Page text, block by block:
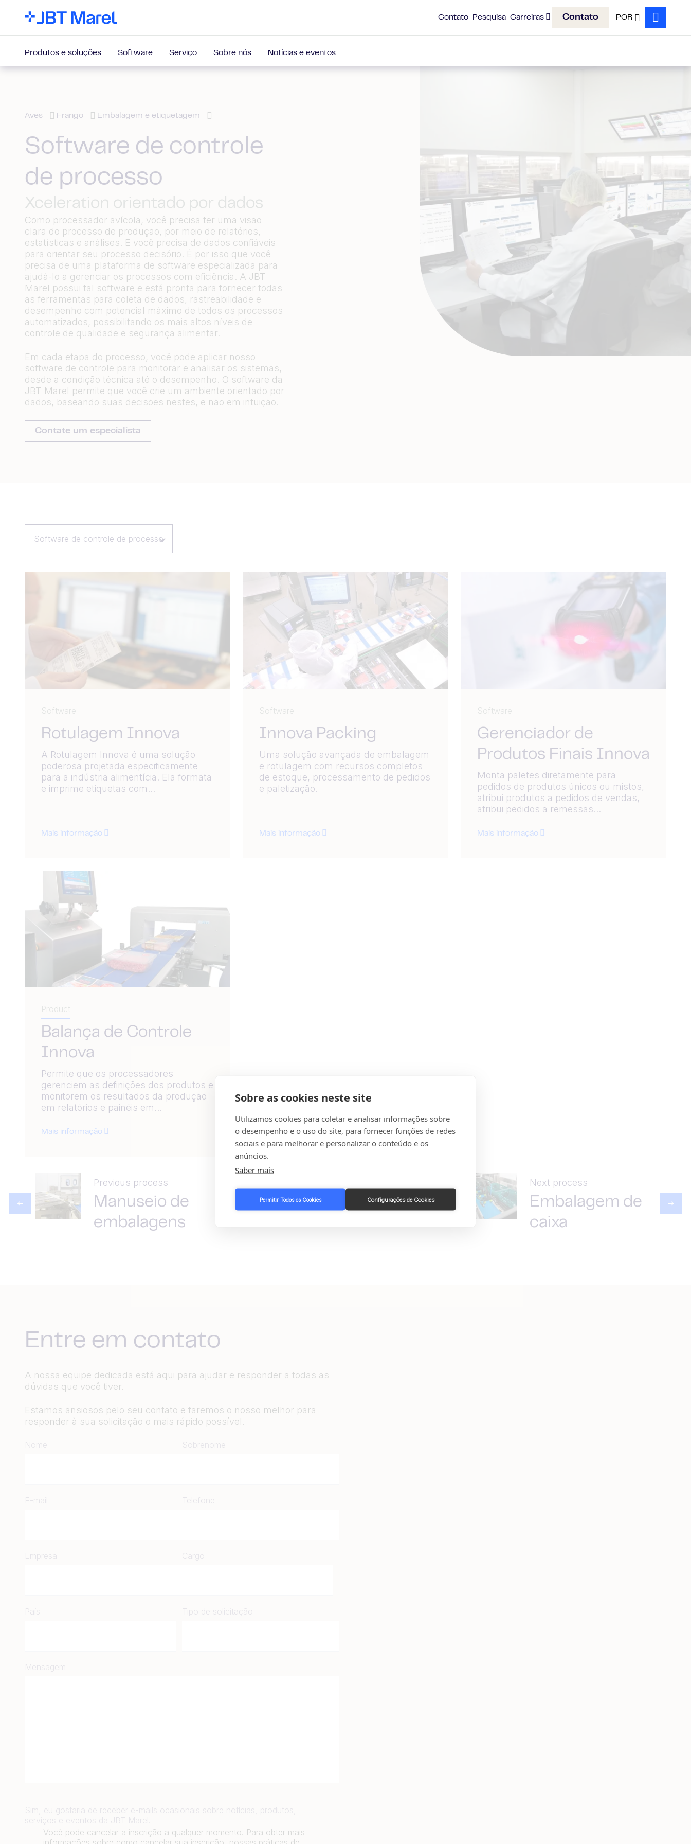
Sobre as cookies neste site
Utilizamos cookies para coletar e analisar informações sobre
o desempenho e o uso do site, para fornecer funções de redes
sociais e para melhorar e personalizar o conteúdo e os
anúncios.
Saber mais
Permitir Todos os Cookies Configurações de Cookies
Contato Pesquisa Carreiras Contato POR
Search
Produtos e soluções Software Serviço Sobre nós Notícias e eventos
Aves Frango Embalagem e etiquetagem
Software de controle
de processo
Xceleration orientado por dados
Como processador avícola, você precisa ter uma visão
clara do processo de produção, por meio de relatórios,
estatísticas e análises. E você precisa de dados confiáveis
para orientar seu processo decisório. É por isso que você
precisa de uma plataforma de software especializada para
ajudá-lo a gerenciar os processos com eficiência. A JBT
Marel possui tal software e está pronta para fornecer todas
as ferramentas para coleta de dados, rastreabilidade e
desempenho com potencial máximo de todos os processos
automatizados, possibilitando os mais altos níveis de
controle de qualidade e segurança alimentar.
Em cada etapa do processo, você pode aplicar nosso
software de controle para monitorar e analisar os sistemas,
desde a condição técnica até o desempenho. O software da
JBT Marel permite que você crie um ambiente orientado por
dados, baseando suas decisões nestes, e não em intuição.
Contate um especialista
Software de controle de processo
Software
Rotulagem Innova
A Rotulagem Innova é uma solução
poderosa projetada especificamente
para a indústria alimentícia. Ela formata
e imprime etiquetas com...
Mais informação
Software
Innova Packing
Uma solução avançada de embalagem
e rotulagem com recursos completos
de estoque, processamento de pedidos
e paletização.
Mais informação
Software
Gerenciador de
Produtos Finais Innova
Monta paletes diretamente para
pedidos de produtos únicos ou mistos,
atribui produtos a pedidos de vendas,
atribui pedidos a remessas...
Mais informação
Product
Balança de Controle
Innova
Permite que os processadores
gerenciem as definições dos produtos e
monitorem os resultados da produção
em relatórios e painéis em...
Mais informação
Previous process
Manuseio de
embalagens
Next process
Embalagem de
caixa
Entre em contato
A nossa equipe dedicada está aqui para ajudar e responder a todas as
dúvidas que você tiver.
Estamos ansiosos pelo seu contato e faremos o nosso melhor para
responder à sua solicitação o mais rápido possível.
Você pode cancelar a inscrição a qualquer momento. Para obter mais